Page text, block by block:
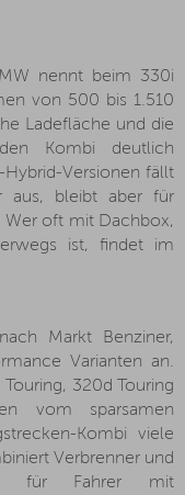
nennt beim 330i
von 500 bis 1.510
Ladefläche und die
Kombi deutlich
Versionen fällt
aus, bleibt aber für
Wer oft mit Dachbox,
ist, findet im
Markt Benziner,
Varianten an.
320d Touring
vom sparsamen
Kombi viele
Verbrenner und
für Fahrer mit